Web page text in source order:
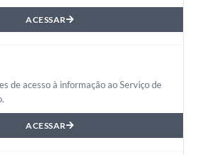
ACESSAR
de acesso à informação ao Serviço de
ACESSAR